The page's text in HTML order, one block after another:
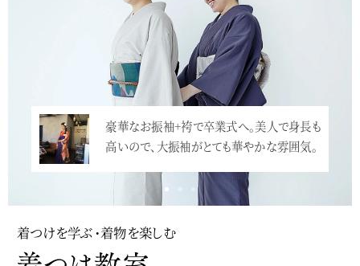
着つけを学ぶ・着物を楽しむ
豪華なお振袖+袴で卒業式へ。美人で身長も
高いので、大振袖がとても華やかな雰囲気。